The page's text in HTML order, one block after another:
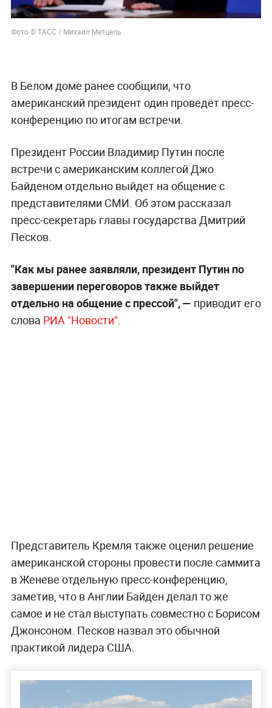
Фото © ТАСС / Михаил Метцель
В Белом доме ранее сообщили, что
американский президент один проведёт пресс-
конференцию по итогам встречи.
Президент России Владимир Путин после
встречи с американским коллегой Джо
Байденом отдельно выйдет на общение с
представителями СМИ. Об этом рассказал
пресс-секретарь главы государства Дмитрий
Песков.
"Как мы ранее заявляли, президент Путин по
завершении переговоров также выйдет
отдельно на общение с прессой", — приводит его
слова РИА "Новости".
Представитель Кремля также оценил решение
американской стороны провести после саммита
в Женеве отдельную пресс-конференцию,
заметив, что в Англии Байден делал то же
самое и не стал выступать совместно с Борисом
Джонсоном. Песков назвал это обычной
практикой лидера США.